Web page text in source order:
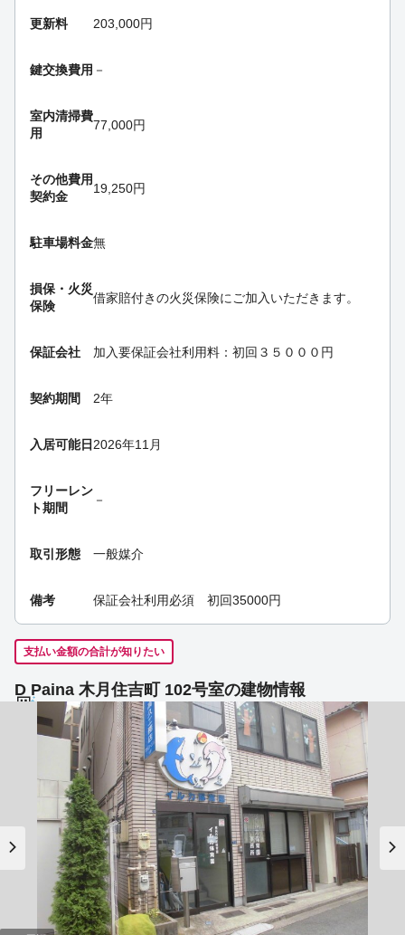
更新料 203,000円
鍵交換費用 －
室内清掃費
用
77,000円
その他費用
契約金
19,250円
駐車場料金無
損保・ 火災
保険
借家賠付きの火災保険にご加入いただきます。
保証会社 加入要保証会社利用料：初回３５０００円
契約期間 2年
入居可能日 2026年11月
フリーレン
ト期間
－
取引形態 一般媒介
備考 保証会社利用必須 初回35000円
支払い金額の合計が知りたい
D Paina 木月住吉町 102号室の建物情報